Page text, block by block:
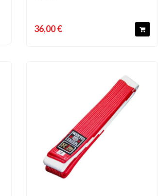
36,00 €